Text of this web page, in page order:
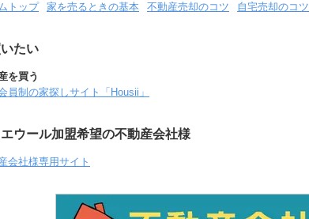
トップ
家を売るときの基本 不動産売却のコツ 自宅売却のコツ
たい
を買う
員制の家探しサイト「Housii」
ウール加盟希望の不動産会社様
会社様専用サイト